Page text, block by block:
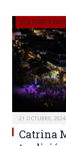
CULTURA Y
21 OCTUBRE, 2024
Catrina